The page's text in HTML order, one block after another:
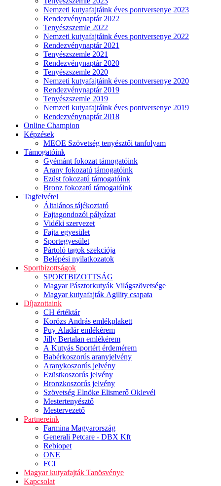
Nemzeti kutyafajtáink éves pontversenye 2023
Rendezvénynaptár 2022
Tenyészszemle 2022
Nemzeti kutyafajtáink éves pontversenye 2022
Rendezvénynaptár 2021
Tenyészszemle 2021
Rendezvénynaptár 2020
Tenyészszemle 2020
Nemzeti kutyafajtáink éves pontversenye 2020
Rendezvénynaptár 2019
Tenyészszemle 2019
Nemzeti kutyafajtáink éves pontversenye 2019
Rendezvénynaptár 2018
Online Champion
Képzések
MEOE Szövetség tenyésztői tanfolyam
Támogatóink
Gyémánt fokozat támogatóink
Arany fokozatú támogatóink
Ezüst fokozatú támogatóink
Bronz fokozatú támogatóink
Tagfelvétel
Általános tájékoztató
Fajtagondozói pályázat
Vidéki szervezet
Fajta egyesület
Sportegyesület
Pártoló tagok szekciója
Belépési nyilatkozatok
Sportbizottságok
SPORTBIZOTTSÁG
Magyar Pásztorkutyák Világszövetsége
Magyar kutyafajták Agility csapata
Díjazottaink
CH értéktár
Korózs András emlékplakett
Puy Aladár emlékérem
Jilly Bertalan emlékérem
A Kutyás Sportért érdemérem
Babérkoszorús aranyjelvény
Aranykoszorús jelvény
Ezüstkoszorús jelvény
Bronzkoszorús jelvény
Szövetség Elnöke Elismerő Oklevél
Mestertenyésztő
Mestervezető
Partnereink
Farmina Magyarország
Generali Petcare - DBX Kft
Rebiopet
ONE
FCI
Magyar kutyafajták Tanösvénye
Kapcsolat